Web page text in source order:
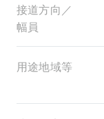
接道方向／
幅員
用途地域等